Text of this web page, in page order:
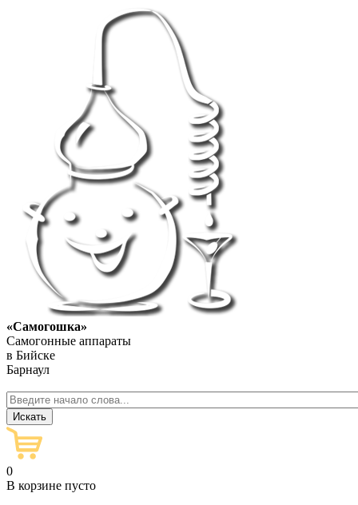
«Самогошка»
Самогонные аппараты
в Бийске
Барнаул
0
В корзине пусто